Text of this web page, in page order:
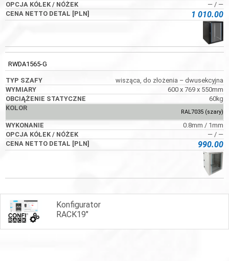
― / ―
1 010.00
RWDA1565-G
wisząca, do złożenia – dwusekcyjna
600 x 769 x 550mm
60kg
RAL7035 (szary)
0.8mm / 1mm
― / ―
990.00
Konfigurator
RACK19"